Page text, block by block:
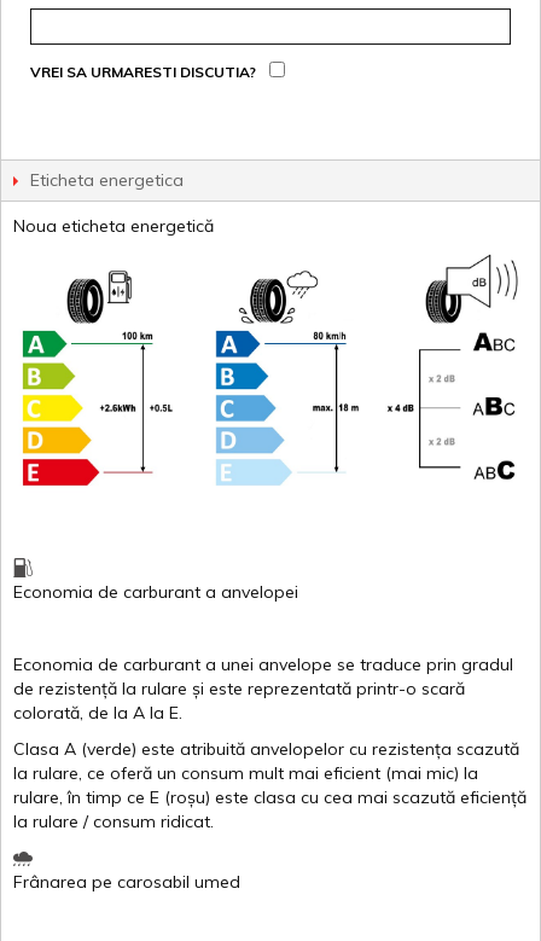
VREI SA URMARESTI DISCUTIA?
Eticheta energetica
Noua eticheta energetică
Economia de carburant a anvelopei
Economia de carburant a unei anvelope se traduce prin gradul
de rezistență la rulare și este reprezentată printr-o scară
colorată, de la A la E.
Clasa A (verde) este atribuită anvelopelor cu rezistența scazută
la rulare, ce oferă un consum mult mai eficient (mai mic) la
rulare,în timp ce E (roșu) este clasa cu cea mai scazută eficiență
la rulare /consum ridicat.
Frânarea pe carosabil umed